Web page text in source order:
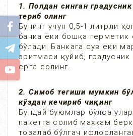
1. Полдан синган
териб олинг
Бунинг учун 0,5-1 литрли
банка ёки бошқа герметик
бўлади. Банкага сув ёки
эритмаси қуйиб, градусник
ерга солинг.
2. Симоб тегиши мумкин
кўздан кечириб чиқинг
Бундай буюмлар бўлса
пакетга солиб махкам
тозалаб бўлгач